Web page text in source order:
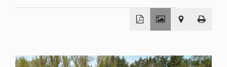
RODO
−